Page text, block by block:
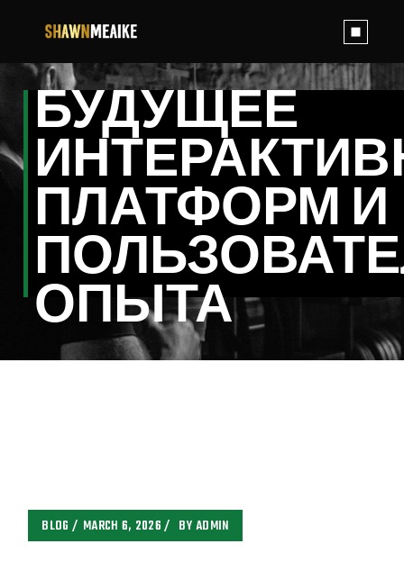
БУДУЩЕЕ
ПЛАТФОРМ И
ОПЫТА
BLOG MARCH 6, 2026 BYADMIN